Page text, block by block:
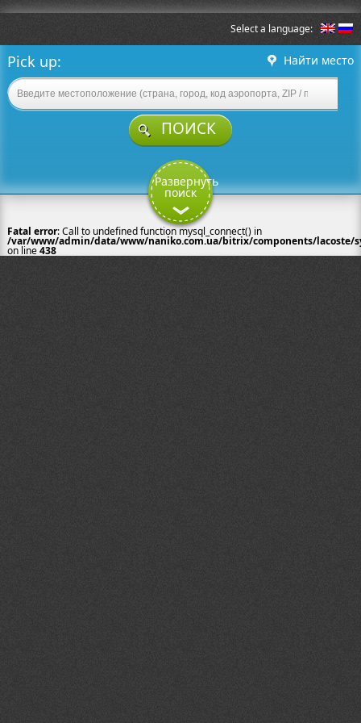
Select a language:
Pick up: Найти место
ПОИСК
Развернуть
поиск
Fatal error: Call to undefined function mysql_connect() in
/var/www/admin/data/www/naniko.com.ua/bitrix/components/lacoste/
on line438